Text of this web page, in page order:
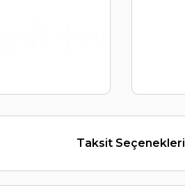
Taksit Seçenekleri